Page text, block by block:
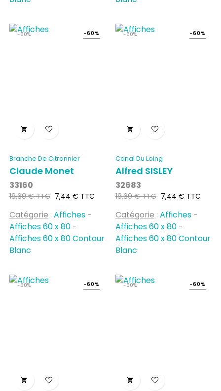
-60%

Branche De Citronnier
Claude Monet
33160
Prix
18,60 € TTC
-60%
Prix
7,44 € TTC
Catégorie : Affiches -
Affiches 60 x 80 -
Affiches 60 x 80 Contour
Blanc
-60%

Canal Du Loing
Alfred SISLEY
32683
Prix
18,60 € TTC
-60%
Prix
7,44 € TTC
Catégorie : Affiches -
Affiches 60 x 80 -
Affiches 60 x 80 Contour
Blanc
-60%

-60% -60%

-60%